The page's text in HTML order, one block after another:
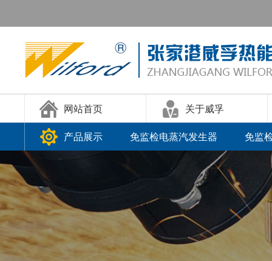
网站首页
关于威孚
产品展示
免监检电蒸汽发生器 免监